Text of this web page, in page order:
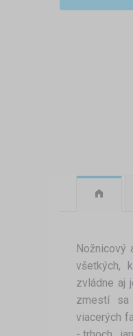
Nožnicový
všetkých,
zvládne aj
zmestí sa
viacerých